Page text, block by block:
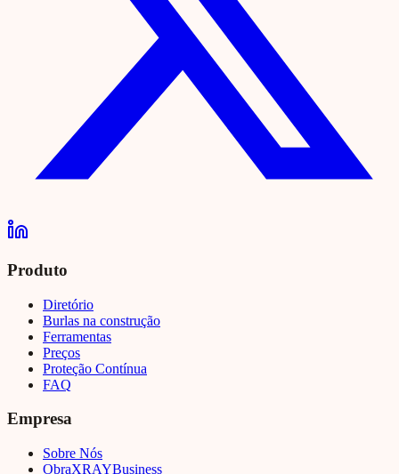
Produto
Diretório
Burlas na construção
Ferramentas
Preços
Proteção Contínua
FAQ
Empresa
Sobre Nós
ObraXRAYBusiness